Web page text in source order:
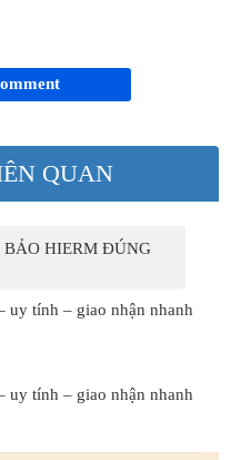
QUAN
BẢO HIERM ĐÚNG
uy tính – giao nhận nhanh
uy tính – giao nhận nhanh